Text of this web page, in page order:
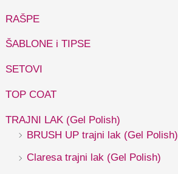
RAŠPE
ŠABLONE i TIPSE
SETOVI
TOP COAT
TRAJNI LAK (Gel Polish)
BRUSH UP trajni lak (Gel Polish)
Claresa trajni lak (Gel Polish)